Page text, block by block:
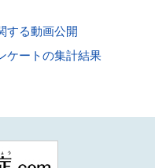
する動画公開
ケートの集計結果